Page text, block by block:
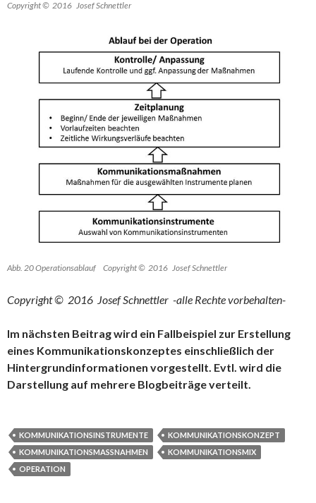
Copyright © 2016 Josef Schnettler
Abb. 20 Operationsablauf Copyright © 2016 Josef Schnettler
Copyright © 2016 Josef Schnettler -alle Rechte vorbehalten-
Im nächsten Beitrag wird ein Fallbeispiel zur Erstellung
eines Kommunikationskonzeptes einschließlich der
Hintergrundinformationen vorgestellt. Evtl. wird die
Darstellung auf mehrere Blogbeiträge verteilt.
KOMMUNIKATIONSINSTRUMENTE
KOMMUNIKATIONSKONZEPT
KOMMUNIKATIONSMASSNAHMEN
KOMMUNIKATIONSMIX
OPERATION